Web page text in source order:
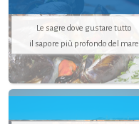
Le sagre dove gustare tutto
il sapore più profondo del mare